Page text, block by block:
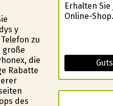
y
zu
große
die
Rabatte
des
Erhalten
Online-Shop.